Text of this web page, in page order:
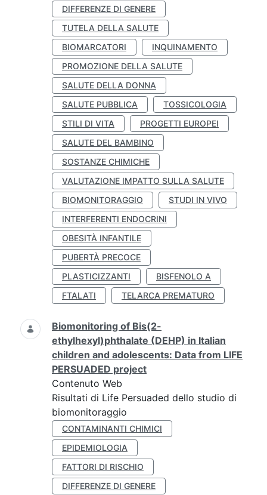
DIFFERENZE DI GENERE
TUTELA DELLA SALUTE
BIOMARCATORI
INQUINAMENTO
PROMOZIONE DELLA SALUTE
SALUTE DELLA DONNA
SALUTE PUBBLICA
TOSSICOLOGIA
STILI DI VITA
PROGETTI EUROPEI
SALUTE DEL BAMBINO
SOSTANZE CHIMICHE
VALUTAZIONE IMPATTO SULLA SALUTE
BIOMONITORAGGIO
STUDI IN VIVO
INTERFERENTI ENDOCRINI
OBESITÀ INFANTILE
PUBERTÀ PRECOCE
PLASTICIZZANTI
BISFENOLO A
FTALATI
TELARCA PREMATURO
Biomonitoring of Bis(2-
ethylhexyl)phthalate (DEHP) in Italian
children and adolescents: Data from LIFE
PERSUADED project
Contenuto Web
Risultati di Life Persuaded dello studio di
biomonitoraggio
CONTAMINANTI CHIMICI
EPIDEMIOLOGIA
FATTORI DI RISCHIO
DIFFERENZE DI GENERE